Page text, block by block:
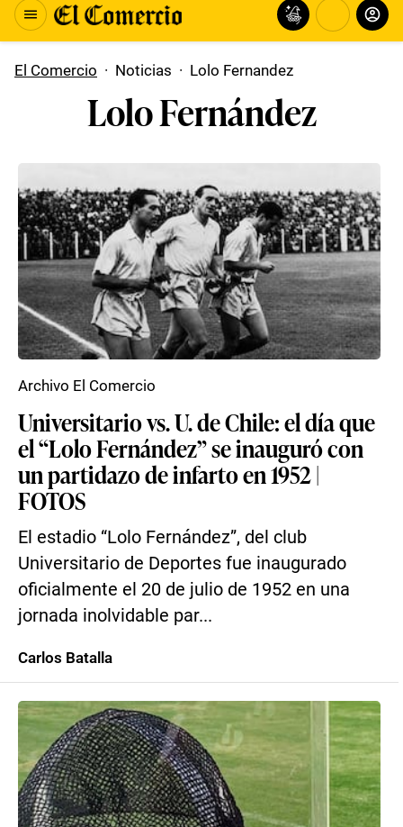
El Comercio · Noticias · Lolo Fernandez
Lolo Fernández
Universitario vs. U. de Chile: el día que
el “Lolo Fernández” se inauguró con
un partidazo de infarto en 1952 |
FOTOS
El estadio “Lolo Fernández”, del club
Universitario de Deportes fue inaugurado
oficialmente el 20 de julio de 1952 en una
jornada inolvidable par...
Archivo El Comercio
Carlos Batalla